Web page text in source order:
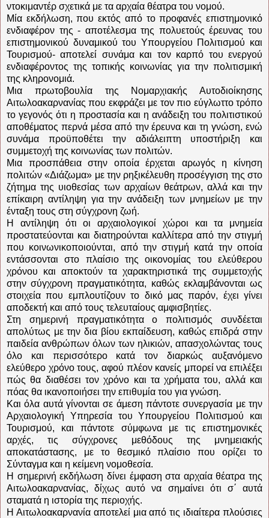
ντοκιμαντέρ σχετικά με τα αρχαία θέατρα του νομού.
Μία εκδήλωση, που εκτός από το προφανές επιστημονικό
ενδιαφέρον της - αποτέλεσμα της πολυετούς έρευνας του
επιστημονικού δυναμικού του Υπουργείου Πολιτισμού και
Τουρισμού- αποτελεί συνάμα και τον καρπό του ενεργού
ενδιαφέροντος της τοπικής κοινωνίας για την πολιτισμική
της κληρονομιά.
Μια πρωτοβουλία της Νομαρχιακής Αυτοδιοίκησης
Αιτωλοακαρνανίας που εκφράζει με τον πιο εύγλωττο τρόπο
το γεγονός ότι η προστασία και η ανάδειξη του πολιτιστικού
αποθέματος περνά μέσα από την έρευνα και τη γνώση, ενώ
συνάμα προϋποθέτει την αδιάλειπτη υποστήριξη και
συμμετοχή της κοινωνίας των πολιτών.
Μια προσπάθεια στην οποία έρχεται αρωγός η κίνηση
πολιτών «Διάζωμα» με την ρηξικέλευθη προσέγγιση της στο
ζήτημα της υιοθεσίας των αρχαίων θεάτρων, αλλά και την
επίκαιρη αντίληψη για την ανάδειξη των μνημείων με την
ένταξη τους στη σύγχρονη ζωή.
Η αντίληψη ότι οι αρχαιολογικοί χώροι και τα μνημεία
προστατεύονται και διατηρούνται καλλίτερα από την στιγμή
που κοινωνικοποιούνται, από την στιγμή κατά την οποία
εντάσσονται στο πλαίσιο της οικονομίας του ελεύθερου
χρόνου και αποκτούν τα χαρακτηριστικά της συμμετοχής
στην σύγχρονη πραγματικότητα, καθώς εκλαμβάνονται ως
στοιχεία που εμπλουτίζουν το δικό μας παρόν, έχει γίνει
αποδεκτή και από τους τελευταίους αμφισβητίες.
Στη σημερινή πραγματικότητα ο πολιτισμός συνδέεται
απολύτως με την δια βίου εκπαίδευση, καθώς επιδρά στην
παιδεία ανθρώπων όλων των ηλικιών, απασχολώντας τους
όλο και περισσότερο κατά τον διαρκώς αυξανόμενο
ελεύθερο χρόνο τους, αφού πλέον κανείς μπορεί να επιλέξει
πώς θα διαθέσει τον χρόνο και τα χρήματα του, αλλά και
πόας θα ικανοποιήσει την επιθυμία του για γνώση.
Και όλα αυτά γίνονται σε άμεση πάντοτε συνεργασία με την
Αρχαιολογική Υπηρεσία του Υπουργείου Πολιτισμού και
Τουρισμού, και πάντοτε σύμφωνα με τις επιστημονικές
αρχές, τις σύγχρονες μεθόδους της μνημειακής
αποκατάστασης, με το θεσμικό πλαίσιο που ορίζει το
Σύνταγμα και η κείμενη νομοθεσία.
Η σημερινή εκδήλωση δίνει έμφαση στα αρχαία θέατρα της
Αιτωλοακαρνανίας, δίχως αυτό να σημαίνει ότι σ΄ αυτά
σταματά η ιστορία της περιοχής.
Η Αιτωλοακαρνανία αποτελεί μια από τις ιδιαίτερα πλούσιες